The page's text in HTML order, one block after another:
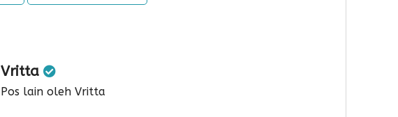
Vritta
Pos lain oleh Vritta